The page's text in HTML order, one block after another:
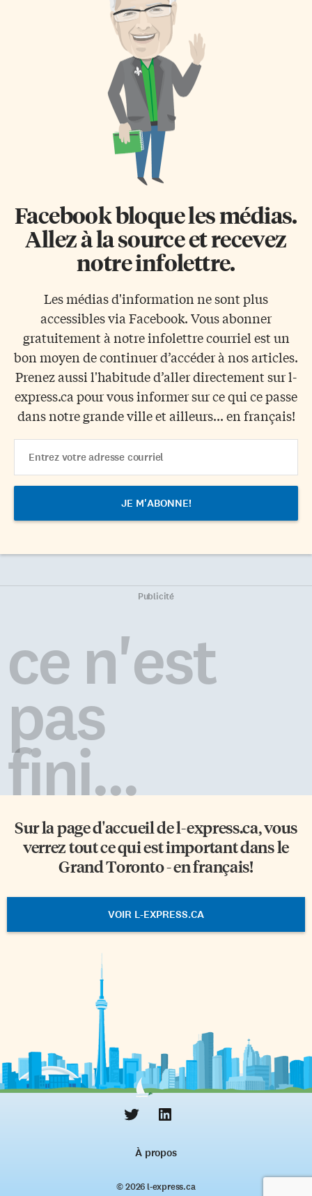
Facebook bloque les médias.
Allez à la source et recevez
notre infolettre.
Les médias d'information ne sont plus
accessibles via Facebook. Vous abonner
gratuitement à notre infolettre courriel est un
bon moyen de continuer d’accéder à nos articles.
Prenez aussi l'habitude d’aller directement sur l-
express.ca pour vous informer sur ce qui ce passe
dans notre grande ville et ailleurs... en français!
Address
Publicité
ce n'est
pas
fini...
Sur la page d'accueil del-express.ca, vous
verrez tout ce qui est important dans le
Grand Toronto - en français!
VOIR L-EXPRESS.CA
À propos
© 2026 l‑express.ca